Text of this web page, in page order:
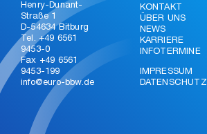
Henry-Dunant-
Straße 1
D-54634 Bitburg
Tel. +49 6561
9453-0
Fax +49 6561
9453-199
info@euro-bbw.de
KONTAKT
ÜBER UNS
NEWS
KARRIERE
INFOTERMINE
IMPRESSUM
DATENSCHUTZ